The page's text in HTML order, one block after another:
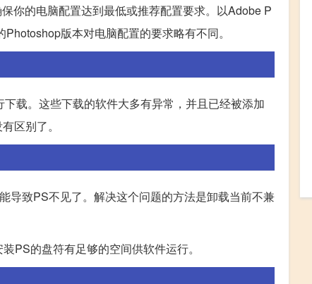
你的电脑配置达到最低或推荐配置要求。以Adobe P
版本对电脑配置的要求略有不同。
载。这些下载的软件大多有异常，并且已经被添加
区别了。
导致PS不见了。解决这个问题的方法是卸载当前不兼
PS的盘符有足够的空间供软件运行。